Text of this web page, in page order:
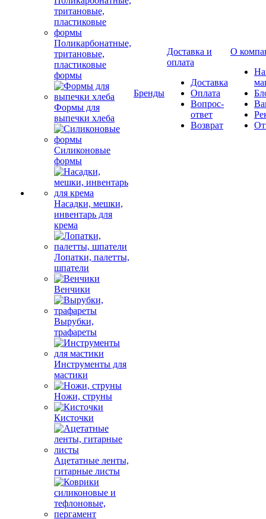
Поликарбонатные,
тритановые,
пластиковые
формы
Формы для
выпечки хлеба
Силиконовые
формы
Насадки, мешки,
инвентарь для
крема
Лопатки, палетты,
шпатели
Венчики
Вырубки,
трафареты
Инструменты для
мастики
Ножи, струны
Кисточки
Ацетатные ленты,
гитарные листы
Бренды
Доставка и
оплата
Доставка
Оплата
Вопрос-
ответ
Возврат
О